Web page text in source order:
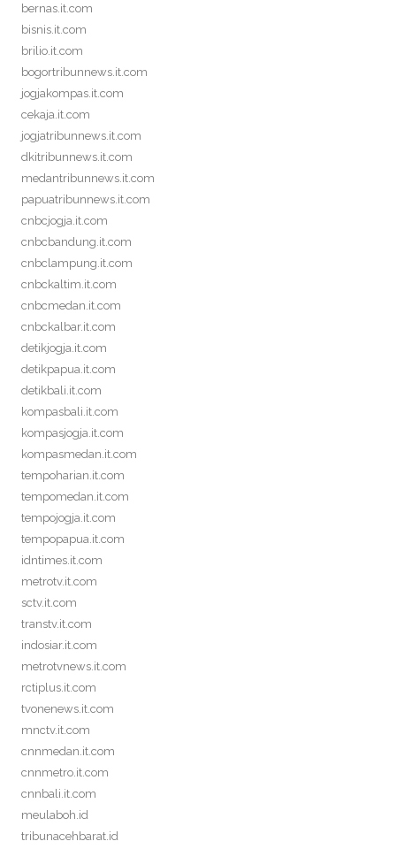
bernas.it.com
bisnis.it.com
brilio.it.com
bogortribunnews.it.com
jogjakompas.it.com
cekaja.it.com
jogjatribunnews.it.com
dkitribunnews.it.com
medantribunnews.it.com
papuatribunnews.it.com
cnbcjogja.it.com
cnbcbandung.it.com
cnbclampung.it.com
cnbckaltim.it.com
cnbcmedan.it.com
cnbckalbar.it.com
detikjogja.it.com
detikpapua.it.com
detikbali.it.com
kompasbali.it.com
kompasjogja.it.com
kompasmedan.it.com
tempoharian.it.com
tempomedan.it.com
tempojogja.it.com
tempopapua.it.com
idntimes.it.com
metrotv.it.com
sctv.it.com
transtv.it.com
indosiar.it.com
metrotvnews.it.com
rctiplus.it.com
tvonenews.it.com
mnctv.it.com
cnnmedan.it.com
cnnmetro.it.com
cnnbali.it.com
meulaboh.id
tribunacehbarat.id